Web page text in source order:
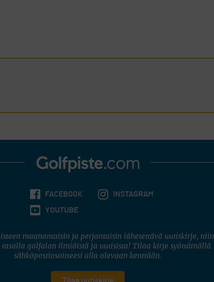
FACEBOOK INSTAGRAM
YOUTUBE
maanantaisin ja perjantaisin lähetettävä uutiskirje, niin
tasalla golfalan ilmiöistä ja uutisista! Tilaa kirje syöttämällä
sähköpostiosoitteesi alla olevaan kenttään.